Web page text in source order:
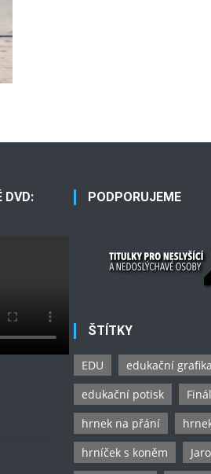
DVD: PODPORUJEME
ŠTÍTKY
EDU
edukační grafika
edukační potisk
hrnek na přání
hrníček s koněm